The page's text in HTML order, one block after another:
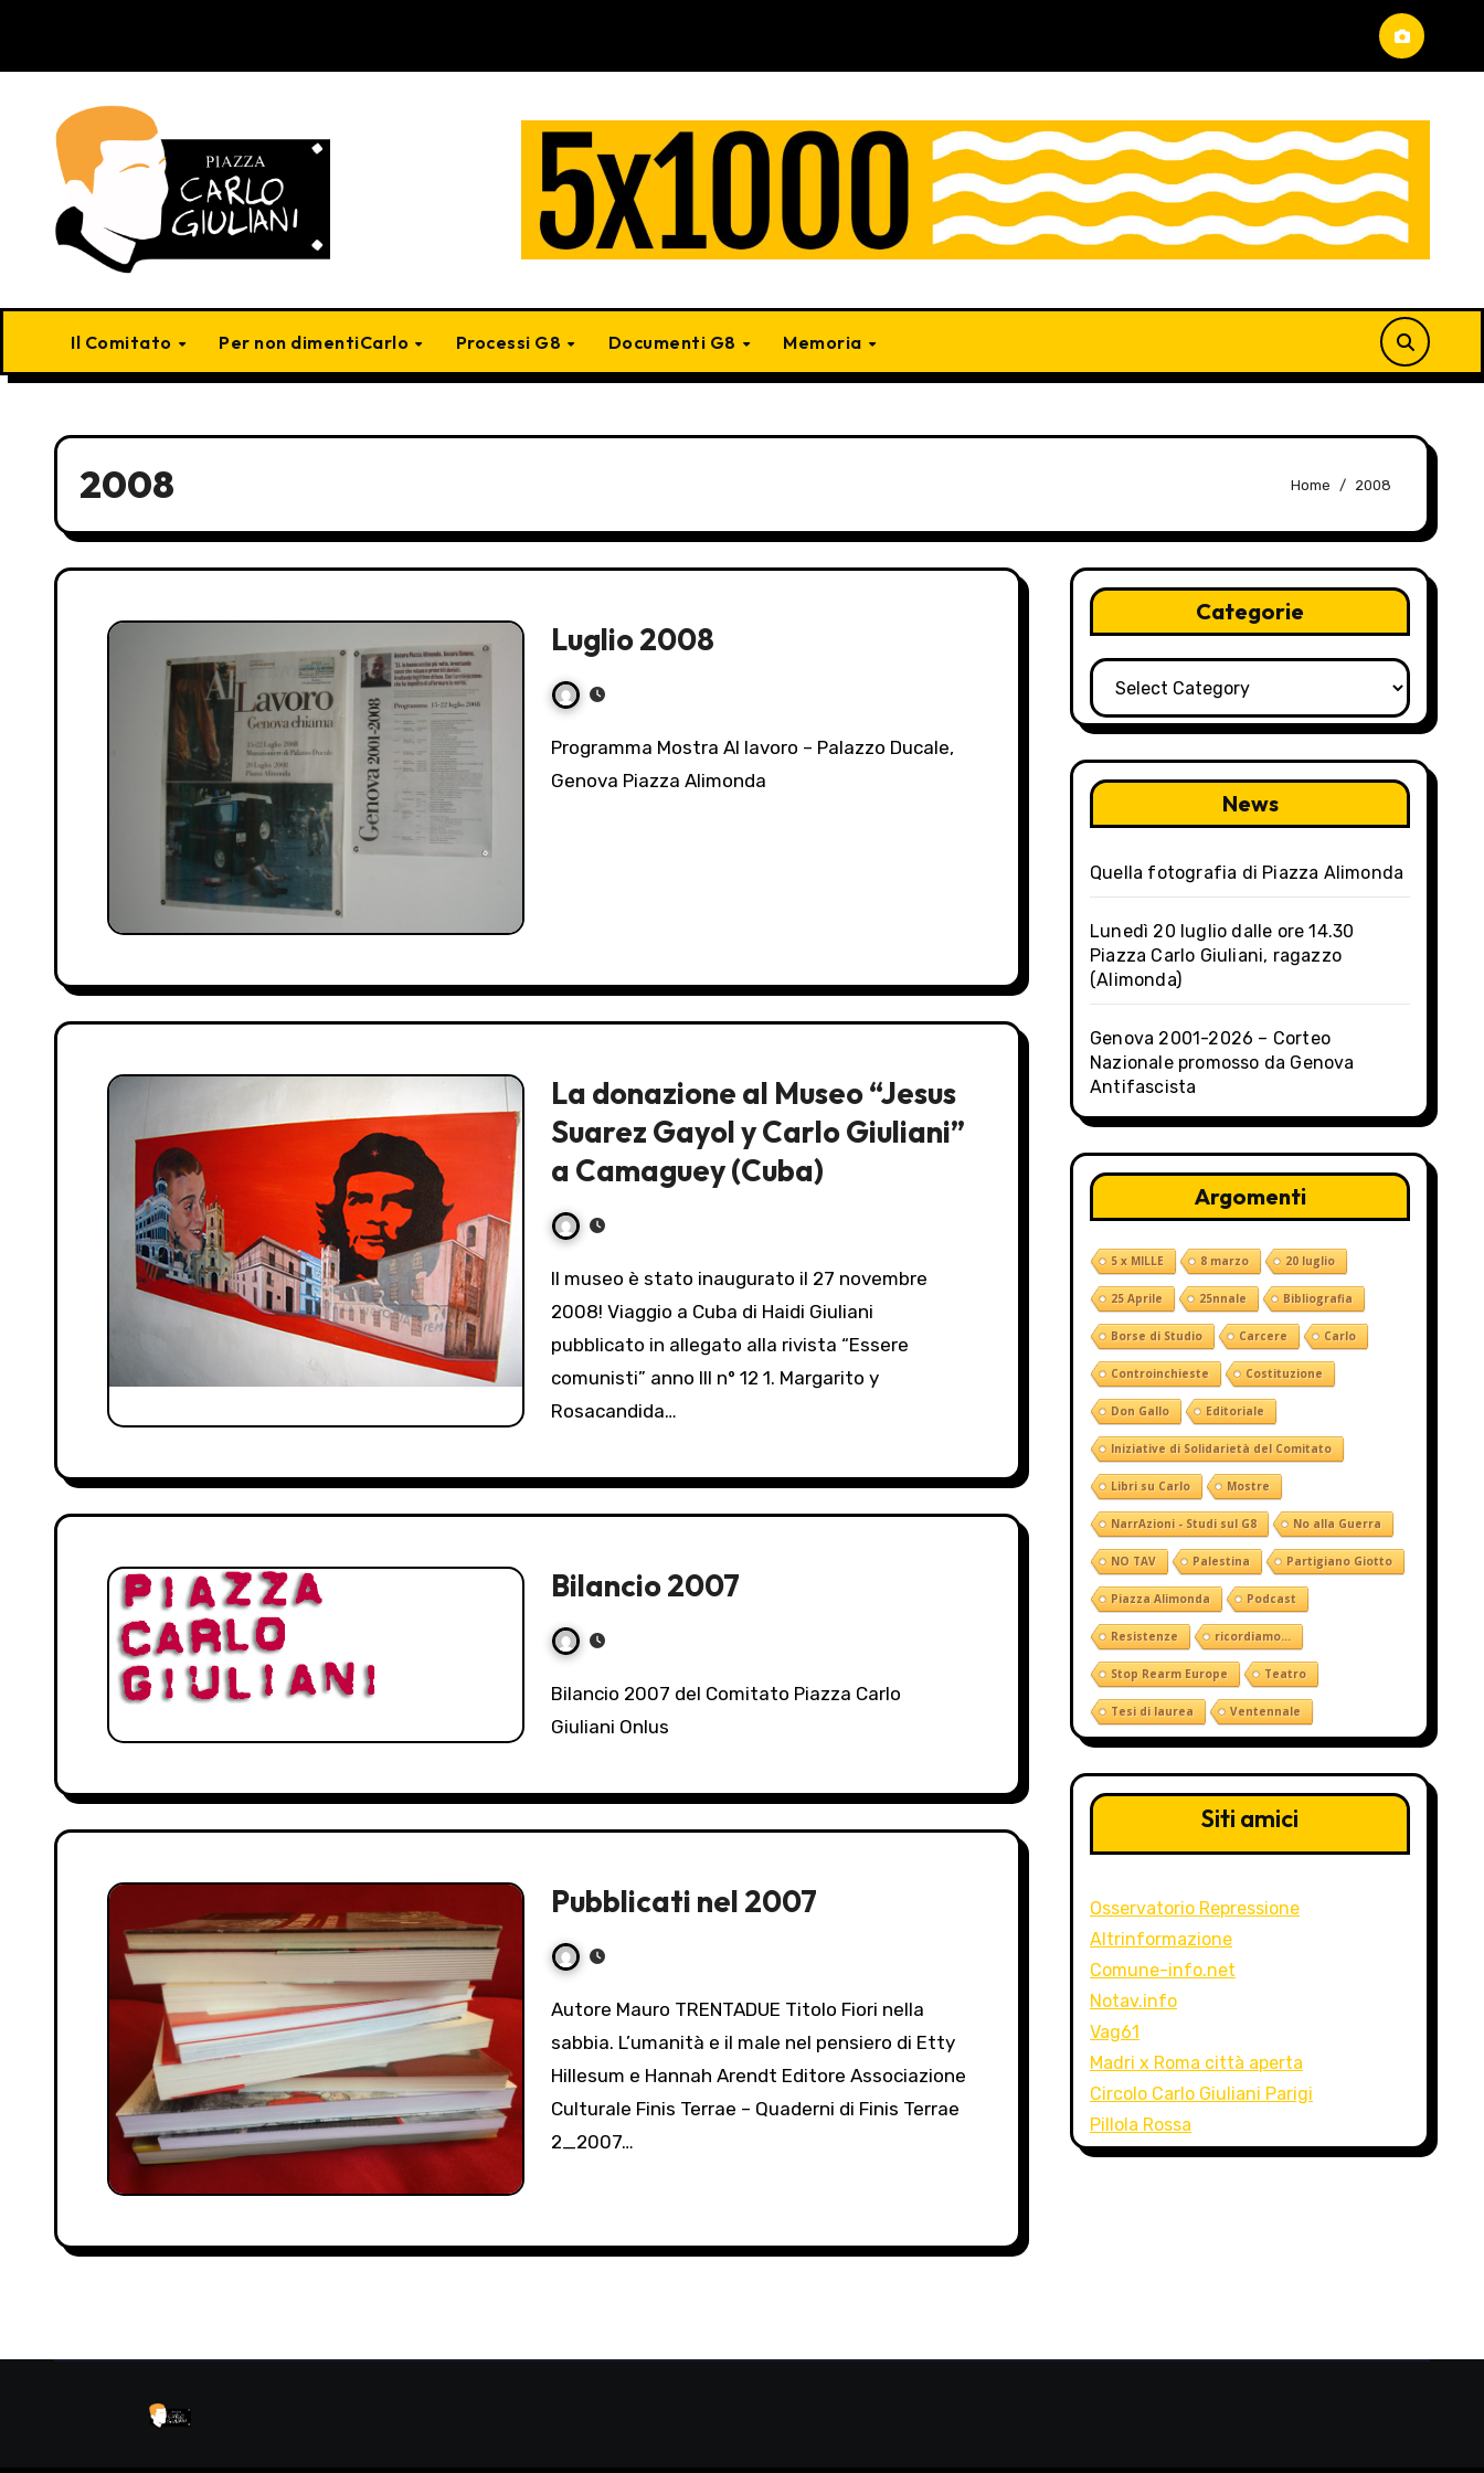
content
Il Comitato Per non dimentiCarlo Processi G8 Documenti G8 Memoria
2008 Home 2008
Luglio 2008
Programma Mostra Al lavoro – Palazzo Ducale,
Genova Piazza Alimonda
La donazione al Museo “Jesus
Suarez Gayol y Carlo Giuliani”
a Camaguey (Cuba)
Il museo è stato inaugurato il 27 novembre
2008! Viaggio a Cuba di Haidi Giuliani
pubblicato in allegato alla rivista “Essere
comunisti” anno III n° 12 1. Margarito y
Rosacandida…
Bilancio 2007
Bilancio 2007 del Comitato Piazza Carlo
Giuliani Onlus
Pubblicati nel 2007
Autore Mauro TRENTADUE Titolo Fiori nella
sabbia. L’umanità e il male nel pensiero di Etty
Hillesum e Hannah Arendt Editore Associazione
Culturale Finis Terrae – Quaderni di Finis Terrae
2_2007…
Categorie
Categorie
News
Quella fotografia di Piazza Alimonda
Lunedì 20 luglio dalle ore 14.30
Piazza Carlo Giuliani, ragazzo
(Alimonda)
Genova 2001-2026 – Corteo
Nazionale promosso da Genova
Antifascista
Argomenti
5 x MILLE 8 marzo 20 luglio
25 Aprile 25nnale Bibliografia
Borse di Studio Carcere Carlo
Controinchieste Costituzione
Don Gallo Editoriale
Iniziative di Solidarietà del Comitato
Libri su Carlo Mostre
NarrAzioni - Studi sul G8 No alla Guerra
NO TAV Palestina Partigiano Giotto
Piazza Alimonda Podcast
Resistenze ricordiamo...
Stop Rearm Europe Teatro
Tesi di laurea Ventennale
Siti amici
Osservatorio Repressione
Altrinformazione
Comune-info.net
Notav.info
Vag61
Madri x Roma città aperta
Circolo Carlo Giuliani Parigi
Pillola Rossa